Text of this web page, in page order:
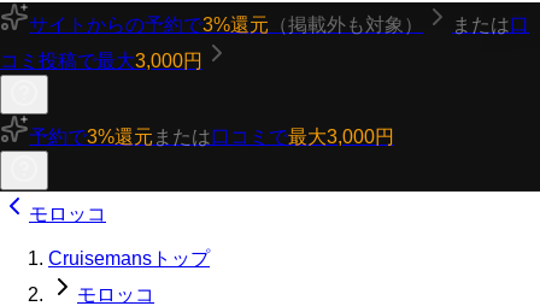
サイトからの予約で3%還元 （掲載外も対象） または口
コミ投稿で最大3,000円
予約で3%還元 または口コミで最大3,000円
モロッコ
Cruisemansトップ
モロッコ